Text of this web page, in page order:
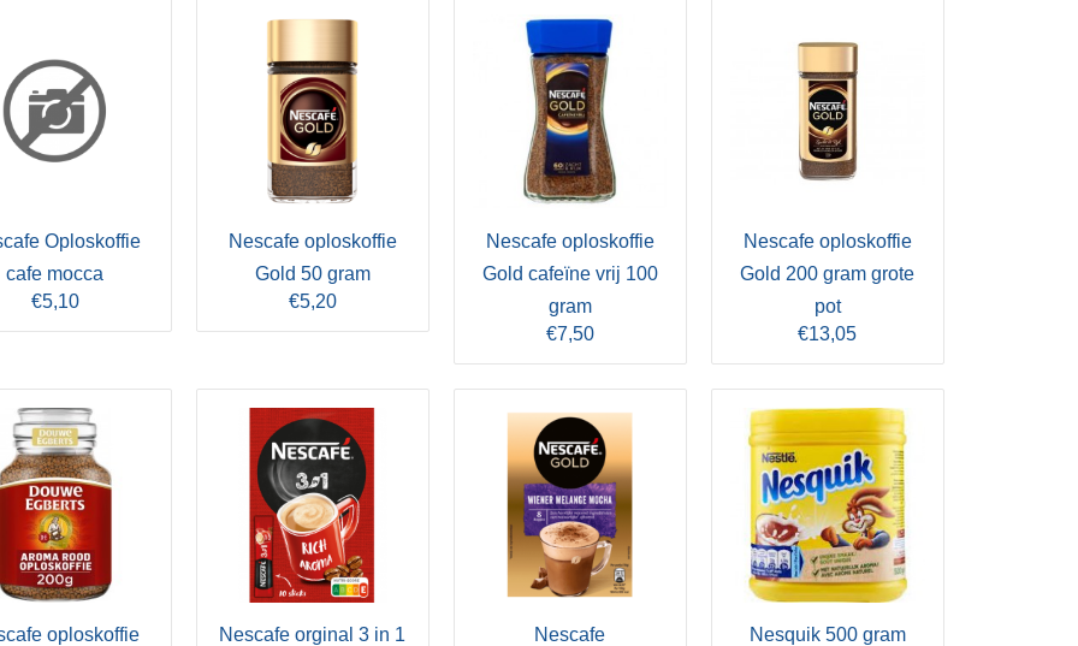
Oploskoffie
cafe mocca
€5,10
Nescafe oploskoffie
Gold 50 gram
€5,20
Nescafe oploskoffie
Gold cafeïne vrij 100
gram
€7,50
Nescafe oploskoffie
Gold 200 gram grote
pot
€13,05
oploskoffie
Nescafe orginal 3 in 1
Nescafe
Nesquik 500 gram